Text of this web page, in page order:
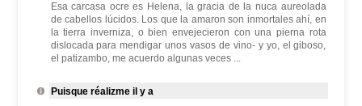
Esa carcasa ocre es Helena, la gracia de la nuca aureolada
de cabellos lúcidos. Los que la amaron son inmortales ahí, en
la tierra inverniza, o bien envejecieron con una pierna rota
dislocada para mendigar unos vasos de vino- y yo, el giboso,
el patizambo, me acuerdo algunas veces ...
Puisque réalizme il y a